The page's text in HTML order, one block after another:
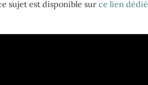
sujet est disponible sur ce lien dédié